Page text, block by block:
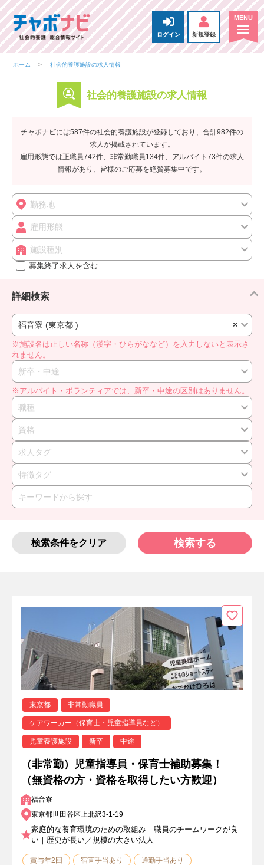
ログイン 新規登録
ホーム 社会的養護施設の求人情報
社会的養護施設の求人情報
チャボナビには587件の社会的養護施設が登録しており、合計982件の
求人が掲載されています。
雇用形態では正職員742件、非常勤職員134件、アルバイト73件の求人
情報があり、皆様のご応募を絶賛募集中です。
勤務地
雇用形態
施設種別
募集終了求人を含む
詳細検索
×
福音寮 (東京都 )
※施設名は正しい名称（漢字・ひらがななど）を入力しないと表示さ
れません。
新卒・中途
※アルバイト・ボランティアでは、新卒・中途の区別はありません。
職種
資格
求人タグ
特徴タグ
検索条件をクリア 検索する
東京都 非常勤職員
ケアワーカー（保育士・児童指導員など）
児童養護施設 新卒 中途
（非常勤）児童指導員・保育士補助募集！
（無資格の方・資格を取得したい方歓迎）
福音寮
東京都世田谷区上北沢3-1-19
家庭的な養育環境のための取組み｜職員のチームワークが良
い｜歴史が長い／規模の大きい法人
賞与年2回 宿直手当あり 通勤手当あり